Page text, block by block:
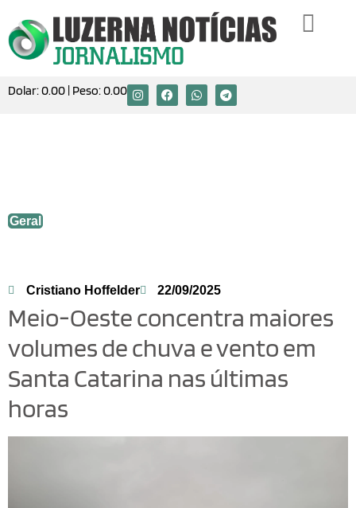
Dolar:0.00 | Peso:0.00
Geral
Cristiano Hoffelder 22/09/2025
Meio-Oeste concentra maiores
volumes de chuva e vento em
Santa Catarina nas últimas
horas